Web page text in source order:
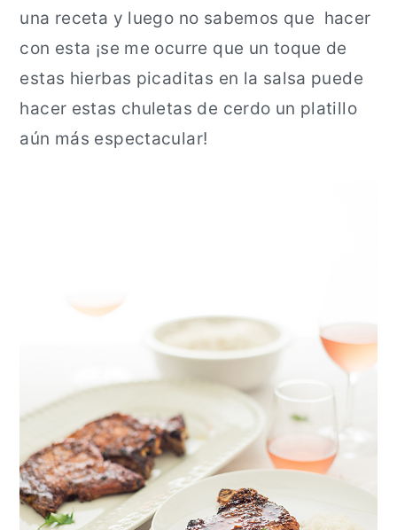
una receta y luego no sabemos que hacer
con esta ¡se me ocurre que un toque de
estas hierbas picaditas en la salsa puede
hacer estas chuletas de cerdo un platillo
aún más espectacular!